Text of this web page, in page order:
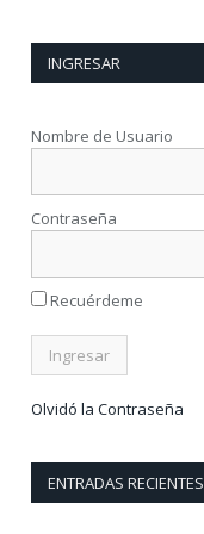
INGRESAR
Nombre de Usuario
Contraseña
Recuérdeme
Olvidó la Contraseña
ENTRADAS RECIENTES